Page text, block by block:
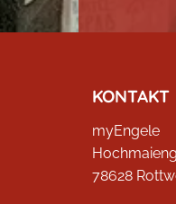
KONTAKT
myEngele
78628